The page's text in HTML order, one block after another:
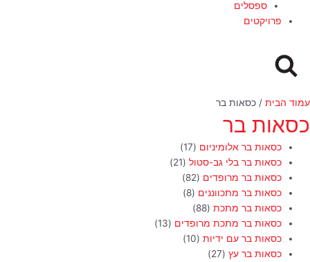
ספסלים
פרויקטים
עמוד הבית / כסאות בר
כסאות בר
כסאות בר אלומיניום (17)
כסאות בר בלי גב-סטול (21)
כסאות בר מרופדים (82)
כסאות בר מתכווננים (8)
כסאות בר מתכת (88)
כסאות בר מתכת מרופדים (13)
כסאות בר עם ידיות (10)
כסאות בר עץ (27)